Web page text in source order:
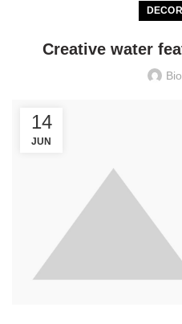
Creative water
14
JUN